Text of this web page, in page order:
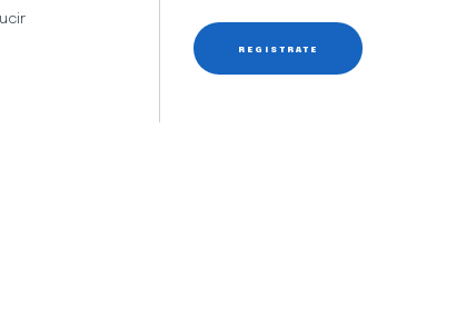
REGÍSTRATE